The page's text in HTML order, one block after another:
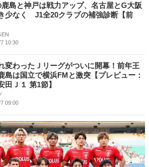
島と神戸は戦力アップ、名古屋とG大阪
少なく J1全20クラブの補強診断【前
10:30
変わったＪリーグがついに開幕！前年王
島は国立で横浜FMと激突【プレビュー：
田Ｊ１ 第1節】
09:00